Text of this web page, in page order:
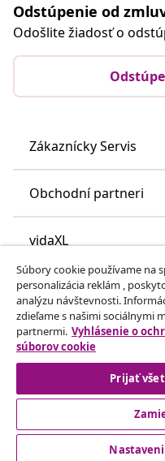
Odstúpenie od
Odošlite žiadosť o
Zákaznícky Servis
Obchodní partneri
vidaXL
Nájdite viac
© 2008-2026 vidaXL
Súbory cookie používame na
personalizácia reklám ,
analýzu návštevnosti.
zdieľame s našimi sociálnymi
partnermi. Vyhlásenie o
súborov cookie
Prijať